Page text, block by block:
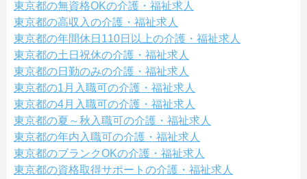
東京都の無資格OKの介護・福祉求人
東京都の高収入の介護・福祉求人
東京都の年間休日110日以上の介護・福祉求人
東京都の土日祝休の介護・福祉求人
東京都の日勤のみの介護・福祉求人
東京都の1月入職可の介護・福祉求人
東京都の4月入職可の介護・福祉求人
東京都の夏～秋入職可の介護・福祉求人
東京都の年内入職可の介護・福祉求人
東京都のブランクOKの介護・福祉求人
東京都の資格取得サポートの介護・福祉求人